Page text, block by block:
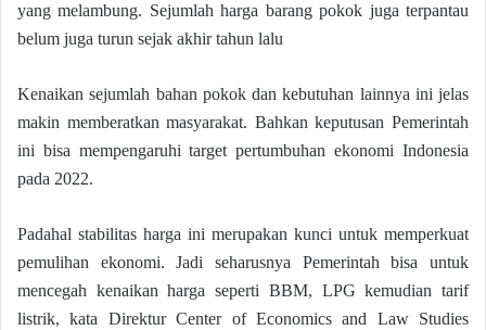
yang melambung. Sejumlah harga barang pokok juga terpantau
belum juga turun sejak akhir tahun lalu
Kenaikan sejumlah bahan pokok dan kebutuhan lainnya ini jelas
makin memberatkan masyarakat. Bahkan keputusan Pemerintah
ini bisa mempengaruhi target pertumbuhan ekonomi Indonesia
pada 2022.
Padahal stabilitas harga ini merupakan kunci untuk memperkuat
pemulihan ekonomi. Jadi seharusnya Pemerintah bisa untuk
mencegah kenaikan harga seperti BBM, LPG kemudian tarif
listrik, kata Direktur Center of Economics and Law Studies